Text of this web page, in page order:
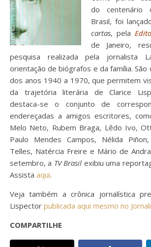
do centenário
Brasil, foi
cartas, pela
de Janeiro,
pesquisa realizada pela jornalista
orientação de biógrafos e da família. São
dos anos 1940 a 1970, que permitem
da trajetória literária de Clarice
destaca-se o conjunto de
endereçadas a amigos escritores,
Melo Neto, Rubem Braga, Lêdo Ivo,
Paulo Mendes Campos, Nélida
Telles, Natércia Freire e Mário de
setembro, a TV Brasil exibiu uma
Assista aqui.
Veja também a crônica jornalística
Lispector publicada aqui mesmo no
COMPARTILHE